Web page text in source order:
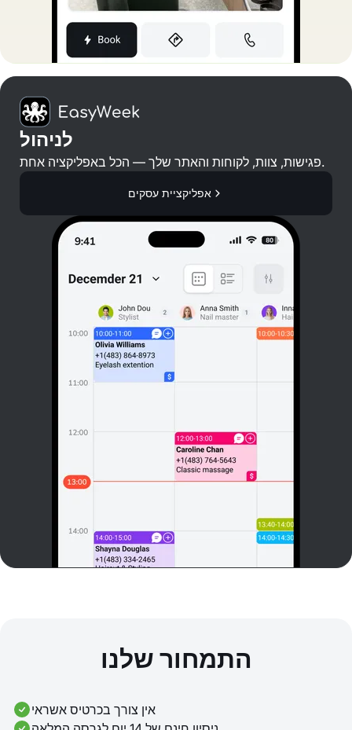
לניהול
פגישות, צוות, לקוחות והאתר שלך — הכל באפליקציה אחת.
אפליקציית עסקים
התמחור שלנו
אין צורך בכרטיס אשראי